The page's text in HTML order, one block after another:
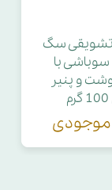
تشویقی سگ
سوباشی با
و پنیر
موجودی